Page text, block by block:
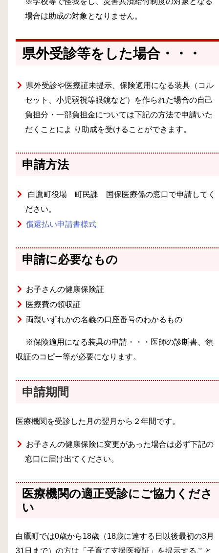
場合は助成の対象となりません。
県外受診等をした場合・・・
県外受診や医療証未提示、保険適用になる装具（コル
セット、小児弱視等眼鏡など）を作られた場合の自己
負担分・一部負担金については下記の方法で申請いた
だくことによ り助成を受けることができます。
申請方法
白鷹町役場 町民課 国保医療係の窓口で申請してく
ださい。
償還払い申請書様式
申請に必要なもの
お子さんの健康保険証
医療費の領収証
両親いずれかの名義の口座番号のわかるもの
※保険適用になる装具の申請・・・医師の診断書、領
収証のコピー等が必要になります。
申請期間
医療機関を受診した月の翌月から２年間です。
お子さんの健康保険に変更があった場合は必ず下記の
窓口に届け出てください。
医療機関の適正受診にご協力くださ
い
白鷹町では0歳から18歳（18歳に達する日以後最初の3月
31日まで）の方は「子育て支援医療証」を提示すること